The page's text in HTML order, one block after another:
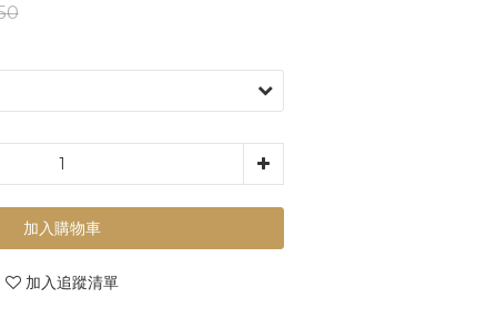
加入購物車
加入追蹤清單